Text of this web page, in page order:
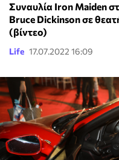
Συναυλία Iron Maiden
Bruce Dickinson σε
(βίντεο)
Life 17.07.2022 16:09